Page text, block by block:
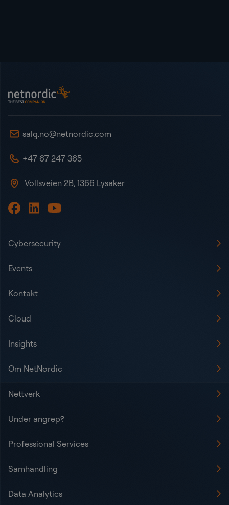
NetNordic Norway
salg.no@netnordic.com
+47 67 247 365
Vollsveien 2B, 1366 Lysaker
Cybersecurity
Events
Kontakt
Cloud
Insights
Om NetNordic
Nettverk
Under angrep?
Professional Services
Samhandling
Data Analytics